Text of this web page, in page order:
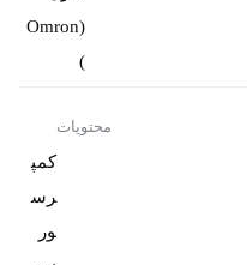
(Omron
)
محتویات
کمپ
رس
ور